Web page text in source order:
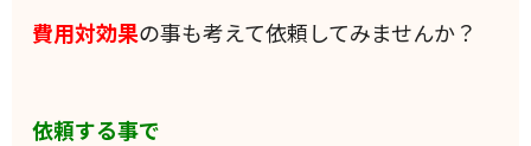
費用対効果の事も考えて依頼してみませんか？
依頼する事で